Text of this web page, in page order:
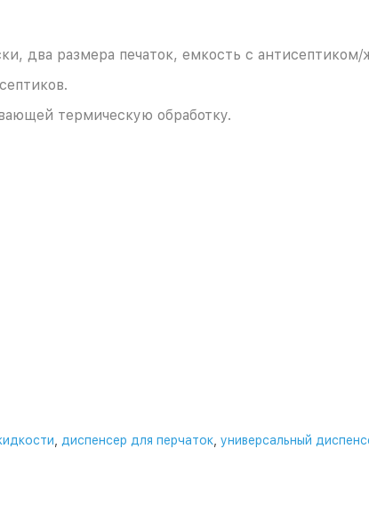
два размера печаток, емкость с
термическую обработку.
диспенсер для перчаток, универсальный